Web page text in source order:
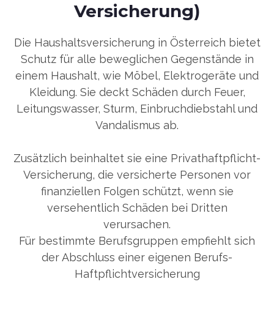
Versicherung)
Die Haushaltsversicherung in Österreich bietet
Schutz für alle beweglichen Gegenstände in
einem Haushalt, wie Möbel, Elektrogeräte und
Kleidung. Sie deckt Schäden durch Feuer,
Leitungswasser, Sturm, Einbruchdiebstahl und
Vandalismus ab.
Zusätzlich beinhaltet sie eine Privathaftpflicht-
Versicherung, die versicherte Personen vor
finanziellen Folgen schützt, wenn sie
versehentlich Schäden bei Dritten
verursachen.
Für bestimmte Berufsgruppen empfiehlt sich
der Abschluss einer eigenen Berufs-
Haftpflichtversicherung